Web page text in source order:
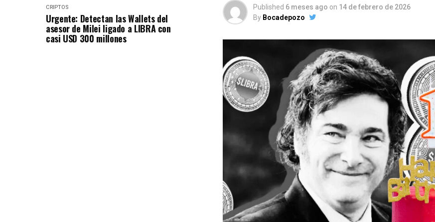
CRIPTOS
Urgente: Detectan las Wallets del
asesor de Milei ligado a LIBRA con
casi USD 300 millones
Published 6 meses ago on 14 de febrero de 2026
By Bocadepozo